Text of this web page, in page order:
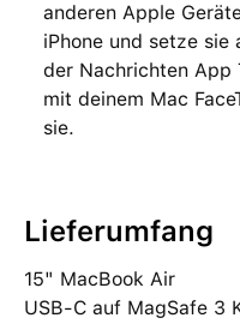
anderen Apple
iPhone und setze sie
der Nachrichten App
mit deinem Mac
sie.
Lieferumfang
15" MacBook Air
USB‑C auf MagSafe 3